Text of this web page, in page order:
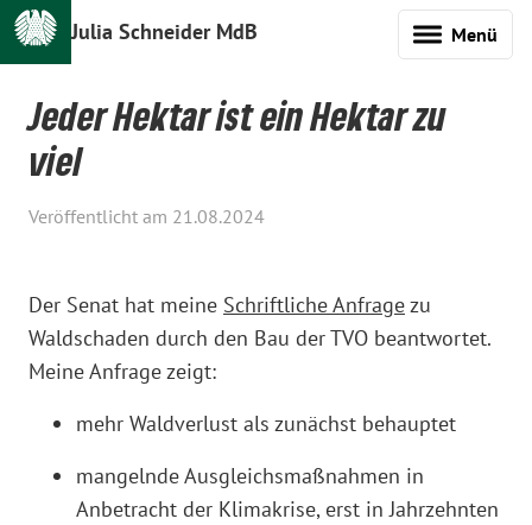
Julia Schneider MdB Menü
Jeder Hektar ist ein Hektar zu
viel
Veröffentlicht am 21.08.2024
Der Senat hat meine Schriftliche Anfragezu
Waldschaden durch den Bau der TVO beantwortet.
Meine Anfrage zeigt:
mehr Waldverlust als zunächst behauptet
mangelnde Ausgleichsmaßnahmen in
Anbetracht der Klimakrise, erst in Jahrzehnten